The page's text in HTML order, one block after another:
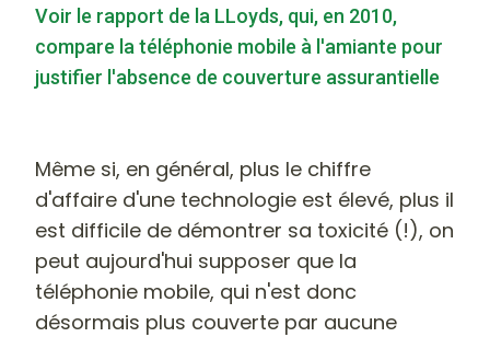
Voir le rapport de la LLoyds, qui, en 2010,
compare la téléphonie mobile à l'amiante pour
justifier l'absence de couverture assurantielle
Même si, en général, plus le chiffre
d'affaire d'une technologie est élevé, plus il
est difficile de démontrer sa toxicité (!), on
peut aujourd'hui supposer que la
téléphonie mobile, qui n'est donc
désormais plus couverte par aucune